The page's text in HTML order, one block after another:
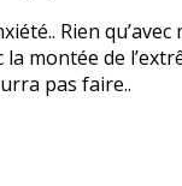
Rien
montée de
pas faire..